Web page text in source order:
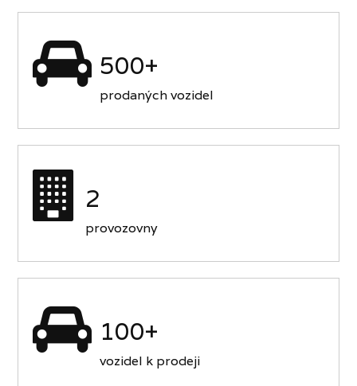
500+
prodaných vozidel
2
provozovny
100+
vozidel k prodeji